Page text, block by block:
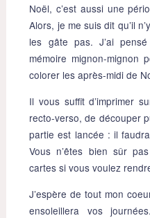
Noël, c’est aussi une
Alors, je me suis dit qu’il
les gâte pas. J’ai
mémoire mignon-mignon
colorer les après-midi de
Il vous suffit d’imprimer
recto-verso, de découper
partie est lancée : il
Vous n’êtes bien sûr
cartes si vous voulez
J’espère de tout mon
ensoleillera vos